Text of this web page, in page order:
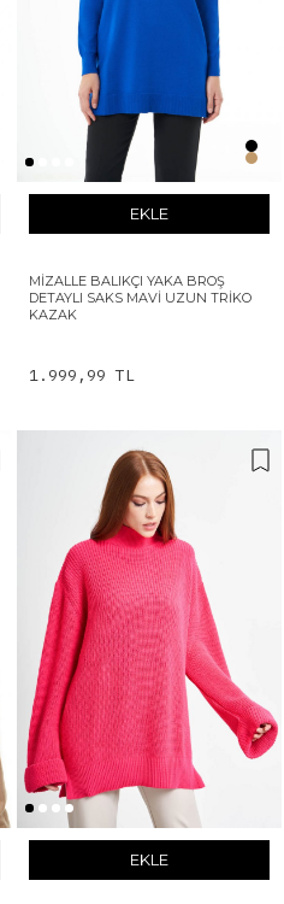
EKLE
MIZALLE BALIKÇI YAKA BROŞ
DETAYLI SAKS MAVI UZUN TRIKO
KAZAK
1.999,99 TL
EKLE